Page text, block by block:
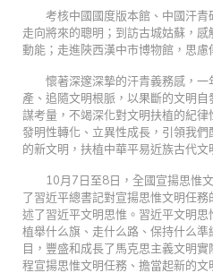
考核中國國度版本館、中國汗
走向將來的聰明；到訪古城姑蘇，
動能；走進陜西漢中市博物館，思慮
懷著深邃深摯的汗青義務感，
產、追隨文明根脈，以果斷的文明
謀考量，不竭深化對文明扶植的紀
發明性轉化、立異性成長，引領我
的新文明，扶植中華平易近族古代文
10月7日至8日，全國宣揚思惟
了習近平總書記對宣揚思惟文明任
述了習近平文明思惟。習近平文明
植舉什么旗、走什么路、保持什么
目，豐盛和成長了馬克思主義文明實
程宣揚思惟文明任務、擔當起新的